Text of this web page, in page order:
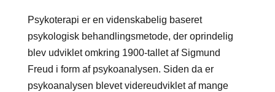
Psykoterapi er en videnskabelig baseret
psykologisk behandlingsmetode, der oprindelig
blev udviklet omkring 1900-tallet af Sigmund
Freud i form af psykoanalysen. Siden da er
psykoanalysen blevet videreudviklet af mange